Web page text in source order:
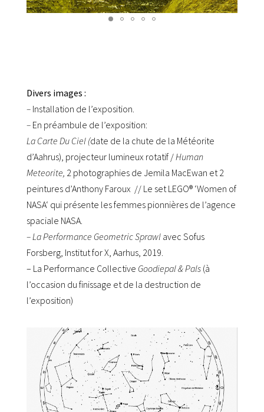
Divers images :
–Installation de l’exposition.
– En préambule de l’exposition:
La Carte Du Ciel (date de la chute de la Météorite
d’Aahrus), projecteur lumineux rotatif /Human
Meteorite, 2 photographies de Jemila MacEwan et 2
peintures d’Anthony Faroux // Le set LEGO® ‘Women of
NASA‘ qui présente les femmes pionnières de l’agence
spaciale NASA.
– La Performance Geometric Sprawlavec Sofus
Forsberg, Institut for X, Aarhus, 2019.
– La Performance Collective Goodiepal & Pals(à
l’occasion du finissage et de la destruction de
l’exposition)